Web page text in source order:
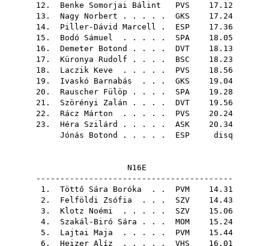
12. Benke Somorjai Bálint PVS 17.12
13. Nagy Norbert . . . . . GKS 17.24
14. Piller-Dávid Marcell . ESP 17.36
15. Bodó Sámuel . . . . . SPA 18.05
16. Demeter Botond . . . . DVT 18.13
17. Küronya Rudolf . . . . BSC 18.23
18. Laczik Keve . . . . . PVS 18.56
19. Ivaskó Barnabás . . . GKS 19.04
20. Rauscher Fülöp . . . . SPA 19.28
21. Szörényi Zalán . . . . DVT 19.56
22. Rácz Márton . . . . . PVS 20.24
23. Héra Szilárd . . . . . ASK 20.34
Jónás Botond
. . . . . ESP disq
N16E
-----------------------------------------
1. Töttő Sára Boróka . . PVM 14.31
2. Felföldi Zsófia . . . SZV 14.43
3. Klotz Noémi . . . . . SZV 15.06
4. Szakál-Biró Sára . . . MOM 15.24
5. Lajtai Maja . . . . . PVM 15.44
6. Heizer Alíz . . . . . VHS 16.01